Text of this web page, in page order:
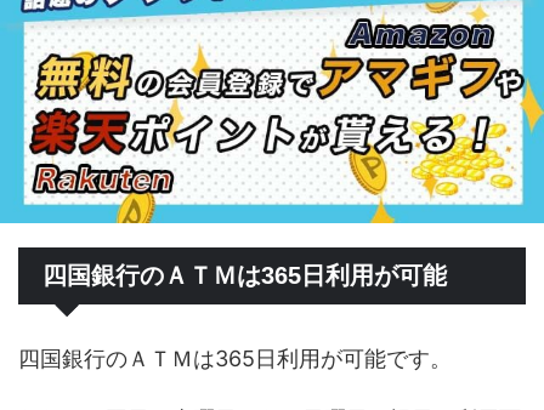
四国銀行のＡＴＭは365日利用が可能
四国銀行のＡＴＭは365日利用が可能です。